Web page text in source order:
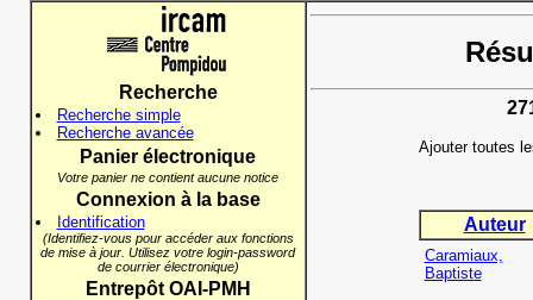
Recherche
Recherche simple
Recherche avancée
Panier électronique
Votre panier ne contient aucune notice
Connexion à la base
Identification
(Identifiez-vous pour accéder aux fonctions
de mise à jour. Utilisez votre login-password
de courrier électronique)
Entrepôt OAI-PMH
Ajouter toutes
Auteur
Caramiaux,
Baptiste